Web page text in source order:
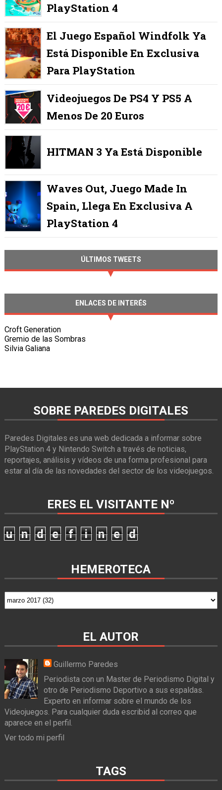
PlayStation 4
El Juego Español Windfolk Ya
Está Disponible En Exclusiva
Para PlayStation
Videojuegos De PS4 Y PS5 A
Menos De 20 Euros
HITMAN 3 Ya Está Disponible
Waves Out, Juego Made In
Spain, Llega En Exclusiva A
PlayStation 4
ÚLTIMOS TWEETS
ENLACES DE INTERÉS
Croft Generation
Gremio de las Sombras
Silvia Galiana
SOBRE PAREDES DIGITALES
Paredes Digitales es una web dedicada a informar sobre
PlayStation 4 y Nintendo Switch a través de noticias,
reportajes, análisis y vídeos de una forma profesional para
estar al día de las novedades del sector de los videojuegos.
ERES EL VISITANTE Nº
u n d e f i n e d
HEMEROTECA
EL AUTOR
Guillermo Paredes
Periodista con un Master de Periodismo Digital y
otro de Periodismo Deportivo a sus espaldas.
Experto en informar sobre el mundo de los
Videojuegos. Para cualquier duda escribid al correo que
aparece en el perfil.
Ver todo mi perfil
TAGS